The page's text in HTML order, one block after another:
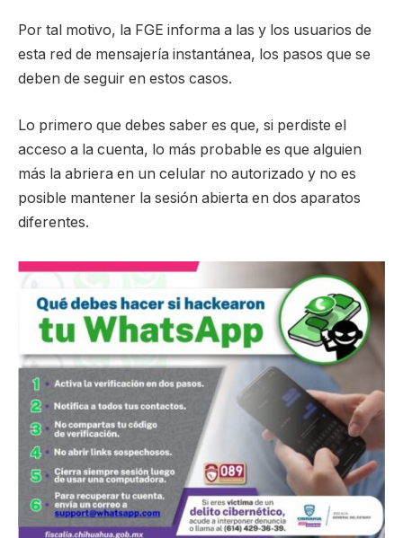
Por tal motivo, la FGE informa a las y los usuarios de
esta red de mensajería instantánea, los pasos que se
deben de seguir en estos casos.
Lo primero que debes saber es que, si perdiste el
acceso a la cuenta, lo más probable es que alguien
más la abriera en un celular no autorizado y no es
posible mantener la sesión abierta en dos aparatos
diferentes.